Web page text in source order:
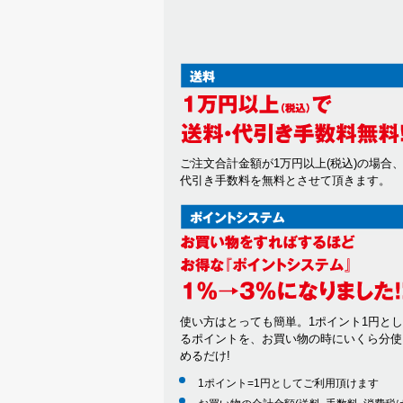
ご注文合計金額が1万円以上(税込)の場合
代引き手数料を無料とさせて頂きます。
使い方はとっても簡単。1ポイント1円と
るポイントを、お買い物の時にいくら分
めるだけ!
1ポイント=1円としてご利用頂けます